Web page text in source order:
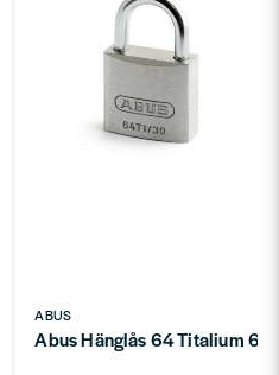
Twin SB
ABUS
Abus Hänglås 64 Titalium